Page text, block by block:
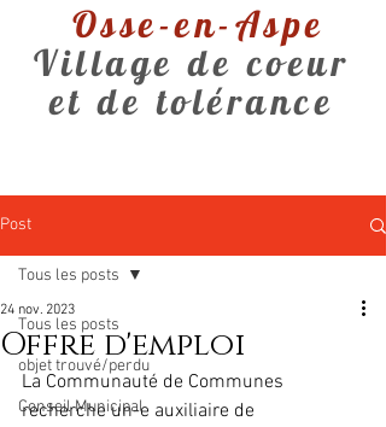
Osse-en-Aspe
Village de coeur
et de tolérance
Post
Tous les posts
objet trouvé/perdu
Conseil Municipal
Tous les posts
Offre d'emploi
24 nov. 2023
La Communauté de Communes
recherche un-e auxiliaire de